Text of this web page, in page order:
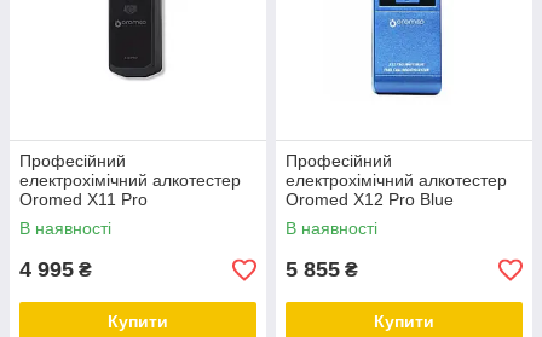
Професійний
електрохімічний алкотестер
Oromed X11 Pro
В наявності
4 995 ₴
Купити
Професійний
електрохімічний алкотестер
Oromed X12 Pro Blue
В наявності
5 855 ₴
Купити